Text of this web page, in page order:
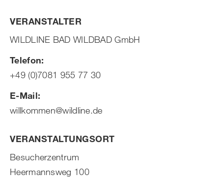
VERANSTALTUNGSORT
Besucherzentrum
Heermannsweg 100
VERANSTALTER
WILDLINE BAD WILDBAD GmbH
Telefon:
+49 (0)7081 955 77 30
E-Mail:
willkommen@wildline.de